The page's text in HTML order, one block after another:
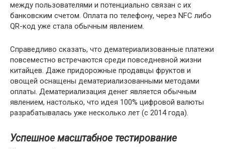
между пользователями и потенциально связан с их
банковским счетом. Оплата по телефону, через NFC либо
QR-код уже стала обычным явлением.
Справедливо сказать, что дематериализованные платежи
повсеместно встречаются среди повседневной жизни
китайцев. Даже придорожные продавцы фруктов и
овощей оснащены дематериализованными методами
оплаты. Дематериализация денег является обычным
явлением, настолько, что идея 100% цифровой валюты
разрабатывалась уже несколько лет (с 2014 года).
Успешное масштабное тестирование